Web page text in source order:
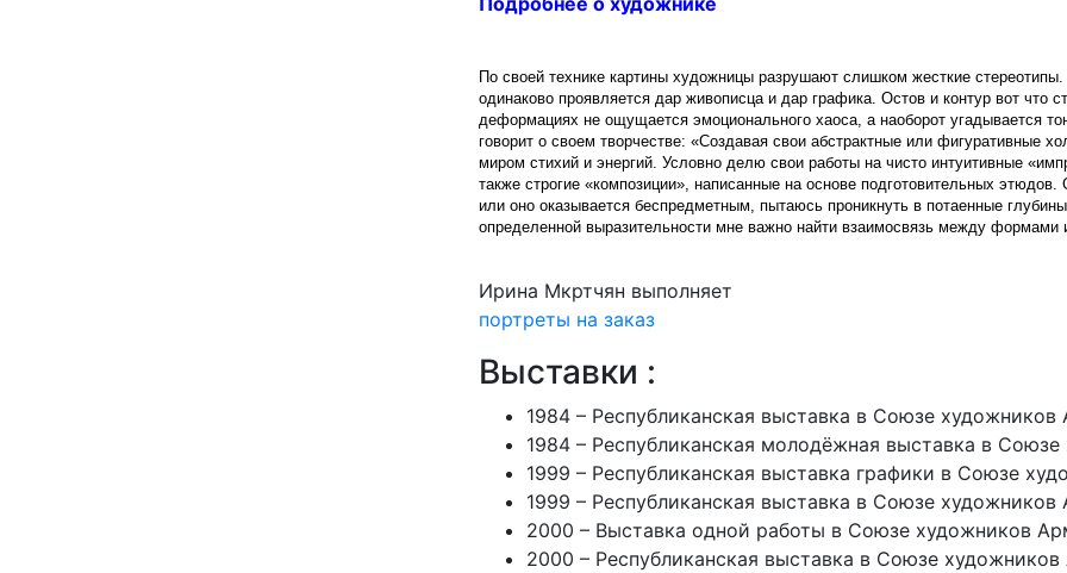
По своей технике картины художницы разрушают слишком жесткие
одинаково проявляется дар живописца и дар графика. Остов и контур вот что
деформациях не ощущается эмоционального хаоса, а наоборот угадывается
говорит о своем творчестве: «Создавая свои абстрактные или фигуративные
миром стихий и энергий. Условно делю свои работы на чисто интуитивные
также строгие «композиции», написанные на основе подготовительных
или оно оказывается беспредметным, пытаюсь проникнуть в потаенные
определенной выразительности мне важно найти взаимосвязь между формами
Ирина Мкртчян выполняет
портреты на заказ
Выставки :
1984 – Республиканская выставка в Союзе художников
1984 – Республиканская молодёжная выставка в
1999 – Республиканская выставка графики в Союзе
1999 – Республиканская выставка в Союзе художников
2000 – Выставка одной работы в Союзе художников
2000 – Республиканская выставка в Союзе